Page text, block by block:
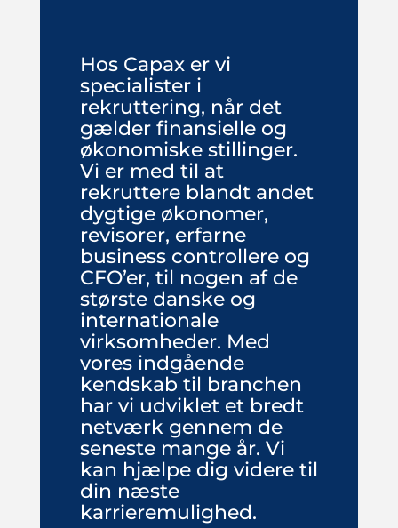
Hos Capax er vi
specialister i
rekruttering, når det
gælder finansielle og
økonomiske stillinger.
Vi er med til at
rekruttere blandt andet
dygtige økonomer,
revisorer, erfarne
business controllere og
CFO’er, til nogen af de
største danske og
internationale
virksomheder. Med
vores indgående
kendskab til branchen
har vi udviklet et bredt
netværk gennem de
seneste mange år. Vi
kan hjælpe dig videre til
din næste
karrieremulighed.